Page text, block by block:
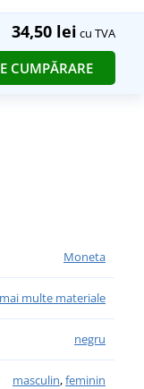
34,50 lei cu TVA
CUMPĂRARE
Moneta
mai multe materiale
negru
masculin,feminin